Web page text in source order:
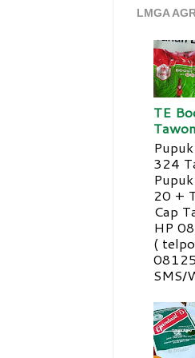
LMGA
TE
324
20 +
Cap
HP
(
SMS/